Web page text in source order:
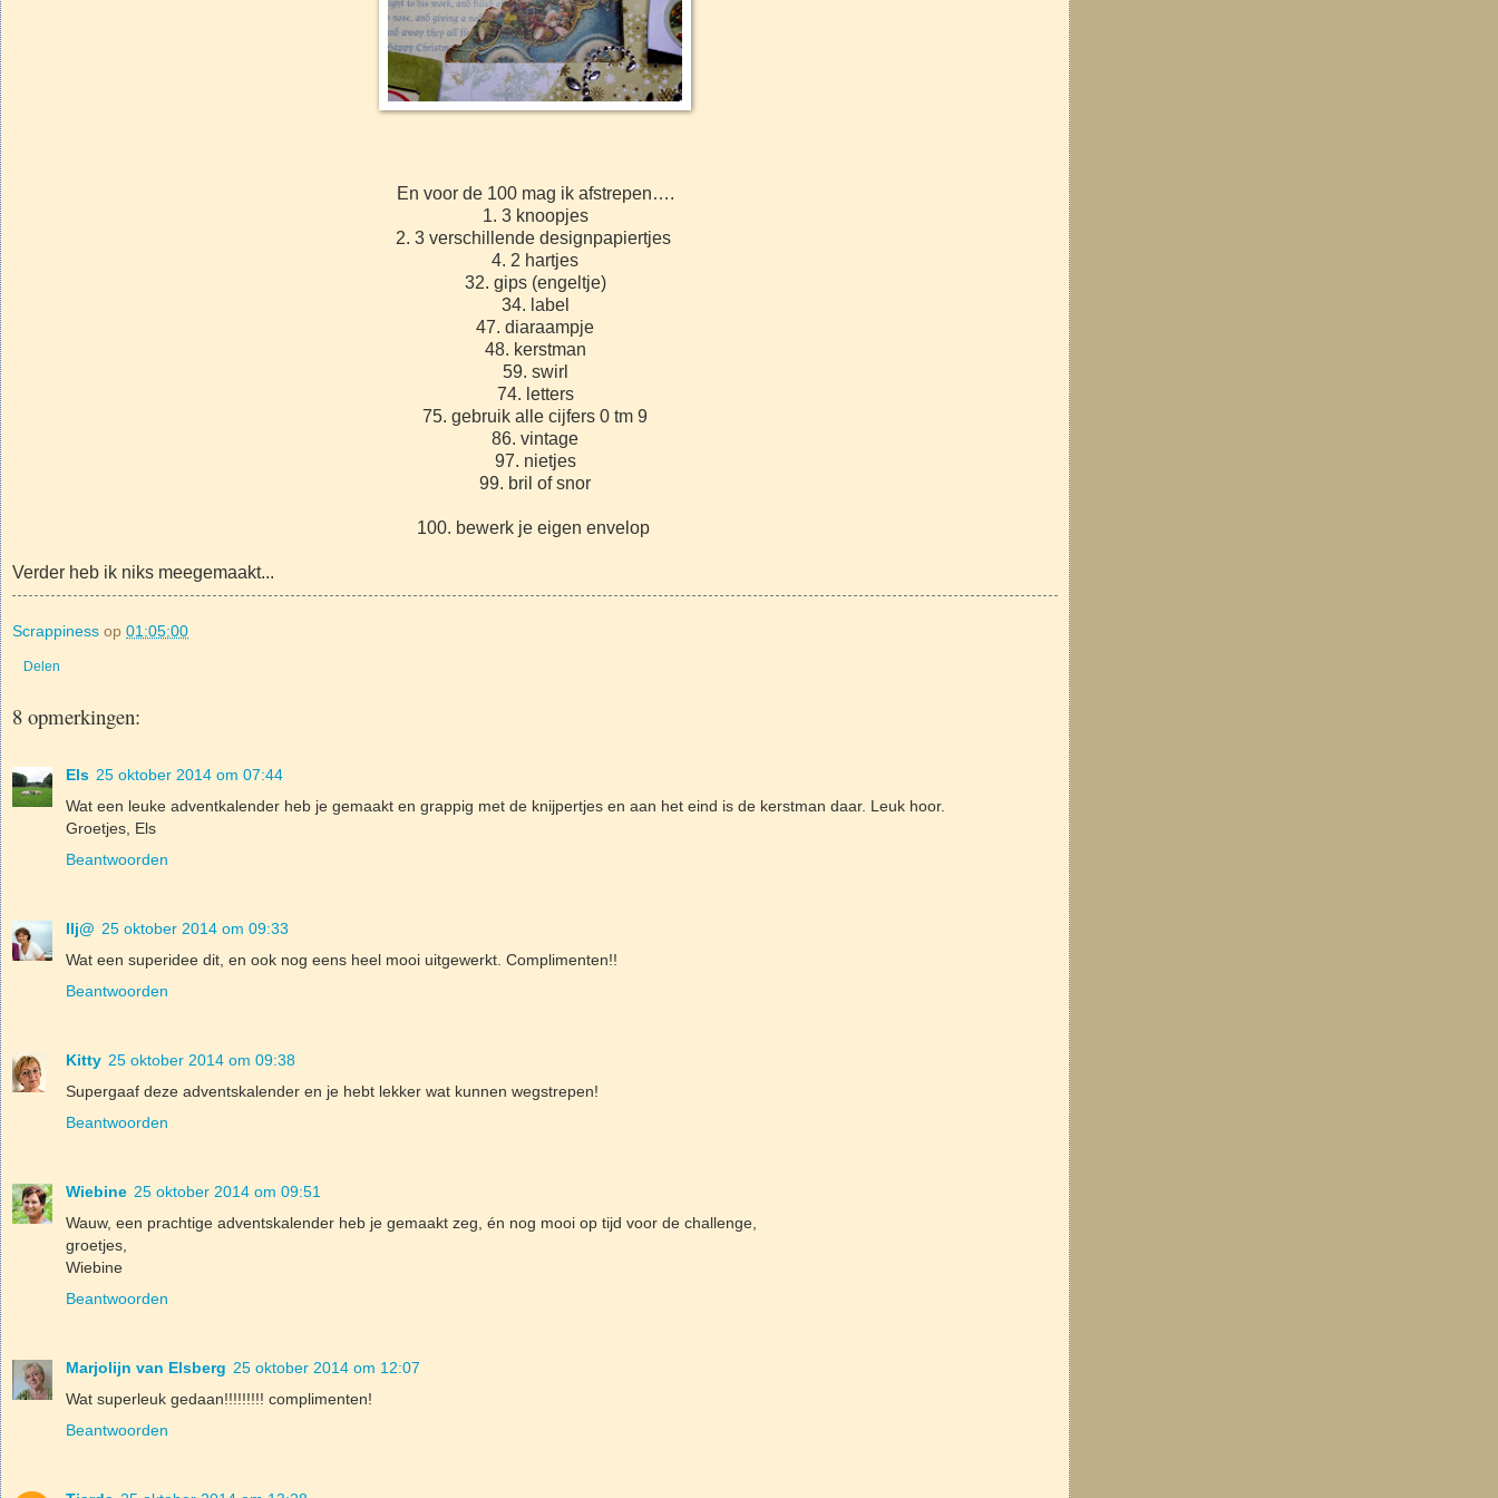
En voor de 100 mag ik afstrepen….
1. 3 knoopjes
2. 3 verschillende designpapiertjes
4. 2 hartjes
32. gips (engeltje)
34. label
47. diaraampje
48. kerstman
59. swirl
74. letters
75. gebruik alle cijfers 0 tm 9
86. vintage
97. nietjes
99. bril of snor
100. bewerk je eigen envelop
Verder heb ik niks meegemaakt...
Scrappiness op 01:05:00
Delen
8 opmerkingen:
Els 25 oktober 2014 om 07:44
Wat een leuke adventkalender heb je gemaakt en grappig met de knijpertjes en aan het eind is de kerstman daar. Leuk hoor.
Groetjes, Els
Beantwoorden
Ilj@ 25 oktober 2014 om 09:33
Wat een superidee dit, en ook nog eens heel mooi uitgewerkt. Complimenten!!
Beantwoorden
Kitty 25 oktober 2014 om 09:38
Supergaaf deze adventskalender en je hebt lekker wat kunnen wegstrepen!
Beantwoorden
Wiebine 25 oktober 2014 om 09:51
Wauw, een prachtige adventskalender heb je gemaakt zeg, én nog mooi op tijd voor de challenge,
groetjes,
Wiebine
Beantwoorden
Marjolijn van Elsberg 25 oktober 2014 om 12:07
Wat superleuk gedaan!!!!!!!!! complimenten!
Beantwoorden